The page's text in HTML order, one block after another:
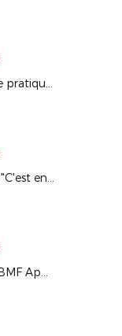
Retour sur l'analyse de pratique avec Loïc Mazzoleni
Alexandre Raymond : "C'est enrichissant et intéressant"
Fanny Thouvenot au BMF Apprentissage